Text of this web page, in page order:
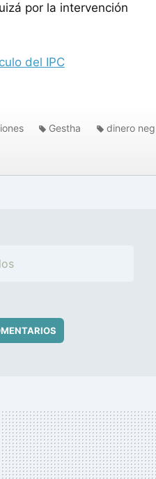
por la intervención
del IPC
Gestha dinero